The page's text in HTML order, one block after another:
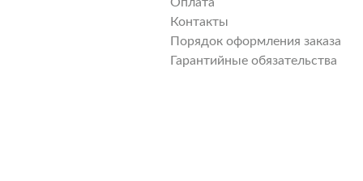
Контакты
Порядок оформления заказа
Гарантийные обязательства